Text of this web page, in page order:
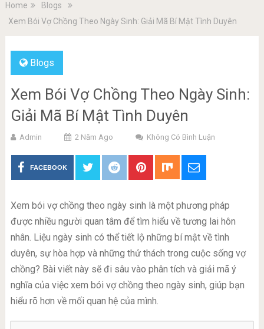
Home
Blogs
Xem Bói Vợ Chồng Theo Ngày Sinh: Giải Mã Bí Mật Tình Duyên
Blogs
Xem Bói Vợ Chồng Theo Ngày Sinh:
Giải Mã Bí Mật Tình Duyên
Admin 2 Năm Ago Không Có Bình Luận
FACEBOOK
Xem bói vợ chồng theo ngày sinh là một phương pháp
được nhiều người quan tâm để tìm hiểu về tương lai hôn
nhân. Liệu ngày sinh có thể tiết lộ những bí mật về tình
duyên, sự hòa hợp và những thử thách trong cuộc sống vợ
chồng? Bài viết này sẽ đi sâu vào phân tích và giải mã ý
nghĩa của việc xem bói vợ chồng theo ngày sinh, giúp bạn
hiểu rõ hơn về mối quan hệ của mình.